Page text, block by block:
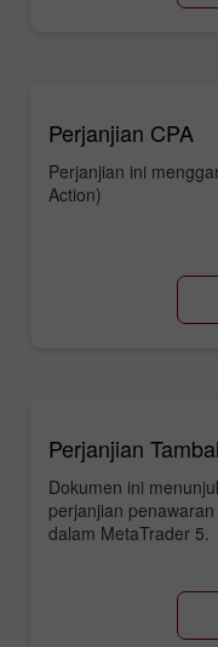
Perjanjian CPA
Perjanjian ini
Action)
Perjanjian
Dokumen ini
perjanjian
dalam MetaTrader 5.